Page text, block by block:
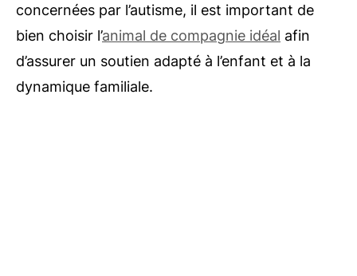
concernées par l’autisme, il est important de
bien choisir l’animal de compagnie idéal afin
d’assurer un soutien adapté à l’enfant et à la
dynamique familiale.